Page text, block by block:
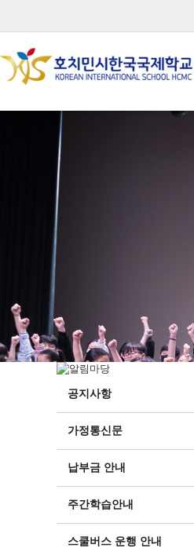
공지사항
가정통신문
납부금 안내
주간학습안내
스쿨버스 운행 안내